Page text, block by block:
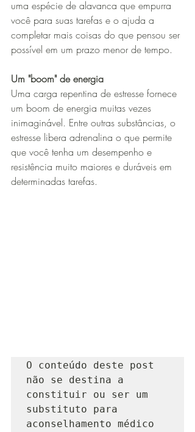
uma espécie de alavanca que empurra
você para suas tarefas e o ajuda a
completar mais coisas do que pensou ser
possível em um prazo menor de tempo.
Um "boom" de energia
Uma carga repentina de estresse fornece
um boom de energia muitas vezes
inimaginável. Entre outras substâncias, o
estresse libera adrenalina o que permite
que você tenha um desempenho e
resistência muito maiores e duráveis em
determinadas tarefas.
O conteúdo deste post
não se destina a
constituir ou ser um
substituto para
aconselhamento médico